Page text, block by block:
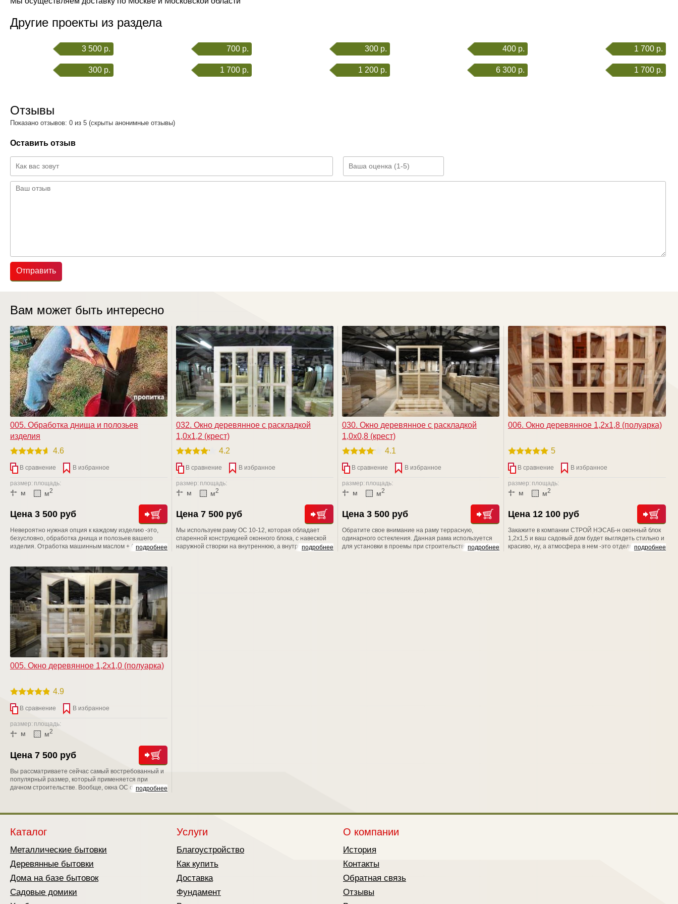
Другие проекты из раздела
3 500 р. 700 р. 300 р. 400 р. 1 700 р.
300 р. 1 700 р. 1 200 р. 6 300 р. 1 700 р.
Отзывы
Показано отзывов: 0 из 5 (скрыты анонимные отзывы)
Оставить отзыв
Отправить
Вам может быть интересно
005. Обработка днища и полозьев
изделия
4.6
В сравнение В избранное
размер:
м
площадь:
м2
Цена 3 500 руб
подробнее
Невероятно нужная опция к каждому изделию -это,
безусловно, обработка днища и полозьев вашего
изделия. Отработка машинным маслом + Сенеж (от
032. Окно деревянное с раскладкой
1,0х1,2 (крест)
4.2
В сравнение В избранное
размер:
м
площадь:
м2
Цена 7 500 руб
подробнее
Мы используем раму ОС 10-12, которая обладает
спаренной конструкцией оконного блока, с навеской
наружной створки на внутреннюю, а внутренней на
030. Окно деревянное с раскладкой
1,0х0,8 (крест)
4.1
В сравнение В избранное
размер:
м
площадь:
м2
Цена 3 500 руб
подробнее
Обратите свое внимание на раму террасную,
одинарного остекления. Данная рама используется
для установки в проемы при строительстве хозблоков,
006. Окно деревянное 1,2х1,8 (полуарка)
5
В сравнение В избранное
размер:
м
площадь:
м2
Цена 12 100 руб
подробнее
Закажите в компании СТРОЙ НЭСАБ-н оконный блок
1,2х1,5 и ваш садовый дом будет выглядеть стильно и
красиво, ну, а атмосфера в нем -это отдельная песня,
005. Окно деревянное 1,2х1,0 (полуарка)
4.9
В сравнение В избранное
размер:
м
площадь:
м2
Цена 7 500 руб
подробнее
Вы рассматриваете сейчас самый востребованный и
популярный размер, который применяется при
дачном строительстве. Вообще, окна ОС обрели свою
что они имеют неплохие показатели по
светопропусканием, т.е. меньше загораживают
световой проем.
Каталог
Металлические бытовки
Деревянные бытовки
Дома на базе бытовок
Садовые домики
Услуги
Благоустройство
Как купить
Доставка
Фундамент
О компании
История
Контакты
Обратная связь
Отзывы